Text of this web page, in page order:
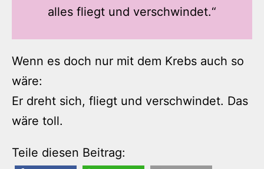
alles fliegt und verschwindet.“
Wenn es doch nur mit dem Krebs auch so
wäre:
Er dreht sich, fliegt und verschwindet. Das
wäre toll.
Teile diesen Beitrag: